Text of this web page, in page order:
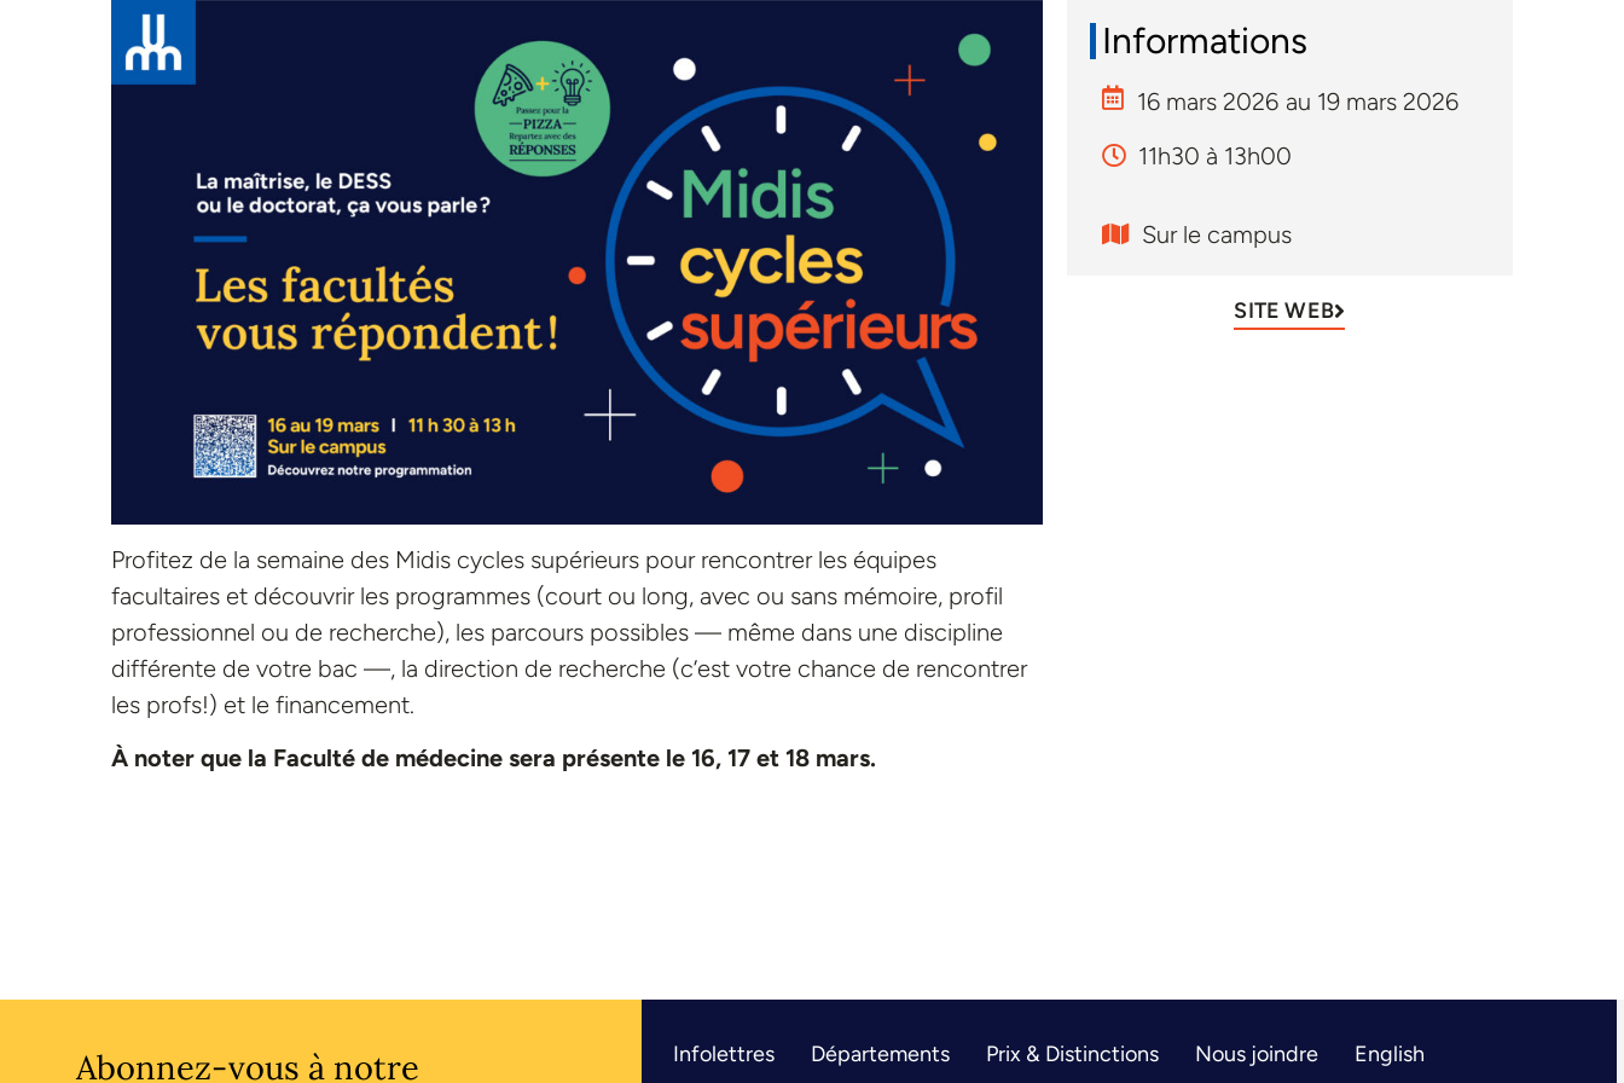
Profitez de la semaine des Midis cycles supérieurs pour rencontrer les équipes
facultaires et découvrir les programmes (court ou long, avec ou sans mémoire, profil
professionnel ou de recherche), les parcours possibles — même dans une discipline
différente de votre bac —, la direction de recherche (c’est votre chance de rencontrer
les profs!) et le financement.
À noter que la Faculté de médecine sera présente le 16, 17 et 18 mars.
Informations
16 mars 2026 au 19 mars 2026
11h30 à 13h00
Sur le campus
SITE WEB
Abonnez-vous à notre
Infolettres Départements Prix & Distinctions Nous joindre English